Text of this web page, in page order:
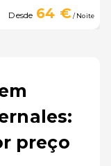
Desde 64 €/ Noite
preço